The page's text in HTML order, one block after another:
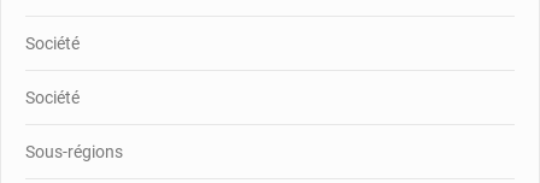
Société
Société
Sous-régions